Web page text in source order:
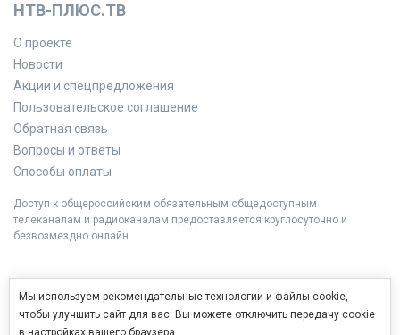
НТВ-ПЛЮС.ТВ
О проекте
Новости
Акции и спецпредложения
Пользовательское соглашение
Обратная связь
Вопросы и ответы
Способы оплаты
Доступ к общероссийским обязательным общедоступным
телеканалам и радиоканалам предоставляется круглосуточно и
безвозмездно онлайн.
Мы используем рекомендательные технологии и файлы cookie,
чтобы улучшить сайт для вас. Вы можете отключить передачу cookie
в настройках вашего браузера